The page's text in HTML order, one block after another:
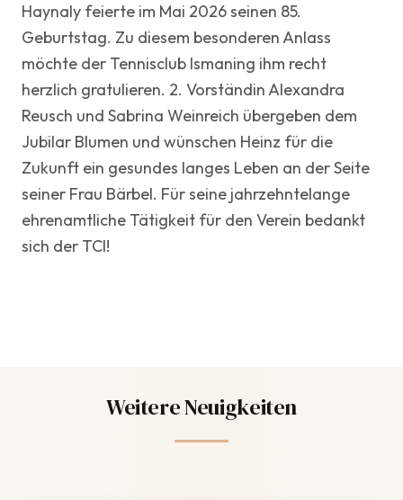
Haynaly feierte im Mai 2026 seinen 85.
Geburtstag. Zu diesem besonderen Anlass
möchte der Tennisclub Ismaning ihm recht
herzlich gratulieren. 2. Vorständin Alexandra
Reusch und Sabrina Weinreich übergeben dem
Jubilar Blumen und wünschen Heinz für die
Zukunft ein gesundes langes Leben an der Seite
seiner Frau Bärbel. Für seine jahrzehntelange
ehrenamtliche Tätigkeit für den Verein bedankt
sich der TCI!
Weitere Neuigkeiten